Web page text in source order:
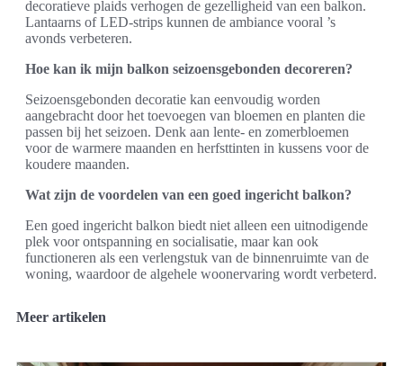
decoratieve plaids verhogen de gezelligheid van een balkon.
Lantaarns of LED-strips kunnen de ambiance vooral ’s
avonds verbeteren.
Hoe kan ik mijn balkon seizoensgebonden decoreren?
Seizoensgebonden decoratie kan eenvoudig worden
aangebracht door het toevoegen van bloemen en planten die
passen bij het seizoen. Denk aan lente- en zomerbloemen
voor de warmere maanden en herfsttinten in kussens voor de
koudere maanden.
Wat zijn de voordelen van een goed ingericht balkon?
Een goed ingericht balkon biedt niet alleen een uitnodigende
plek voor ontspanning en socialisatie, maar kan ook
functioneren als een verlengstuk van de binnenruimte van de
woning, waardoor de algehele woonervaring wordt verbeterd.
Meer artikelen